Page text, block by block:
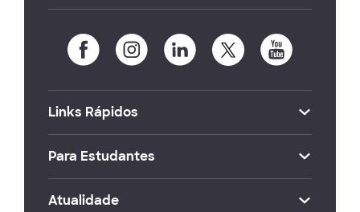
Links Rápidos
Para Estudantes
Atualidade